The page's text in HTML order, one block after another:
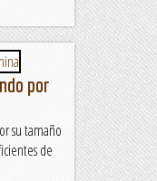
por
su tamaño
de